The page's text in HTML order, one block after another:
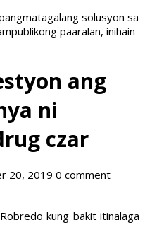
solusyon sa
paaralan, inihain
ang
ni
czar
20, 2019 0 comment
kung bakit itinalaga